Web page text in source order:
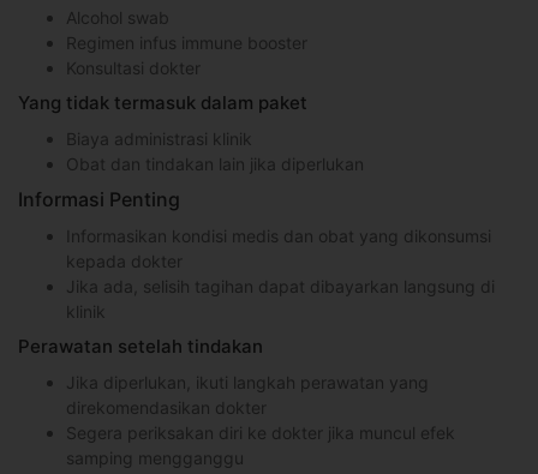
Alcohol swab
Regimen infus immune booster
Konsultasi dokter
Yang tidak termasuk dalam paket
Biaya administrasi klinik
Obat dan tindakan lain jika diperlukan
Informasi Penting
Informasikan kondisi medis dan obat yang dikonsumsi
kepada dokter
Jika ada, selisih tagihan dapat dibayarkan langsung di
klinik
Perawatan setelah tindakan
Jika diperlukan, ikuti langkah perawatan yang
direkomendasikan dokter
Segera periksakan diri ke dokter jika muncul efek
samping mengganggu